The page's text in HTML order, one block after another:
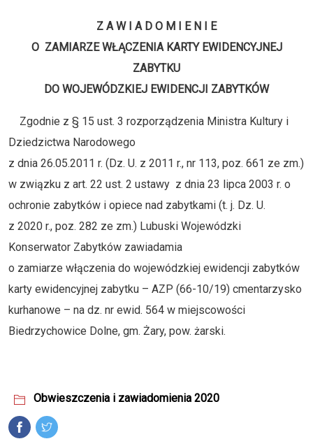
Z A W I A D O M I E N I E
O ZAMIARZE WŁĄCZENIA KARTY EWIDENCYJNEJ
ZABYTKU
DO WOJEWÓDZKIEJ EWIDENCJI ZABYTKÓW
Zgodnie z § 15 ust. 3 rozporządzenia Ministra Kultury i
Dziedzictwa Narodowego
z dnia 26.05.2011 r. (Dz. U. z 2011 r., nr 113, poz. 661 ze zm.)
w związku z art. 22 ust. 2 ustawy z dnia 23 lipca 2003 r. o
ochronie zabytków i opiece nad zabytkami (t. j. Dz. U.
z 2020 r., poz. 282 ze zm.) Lubuski Wojewódzki
Konserwator Zabytków zawiadamia
o zamiarze włączenia do wojewódzkiej ewidencji zabytków
karty ewidencyjnej zabytku – AZP (66-10/19) cmentarzysko
kurhanowe – na dz. nr ewid. 564 w miejscowości
Biedrzychowice Dolne, gm. Żary, pow. żarski.
Obwieszczenia i zawiadomienia 2020